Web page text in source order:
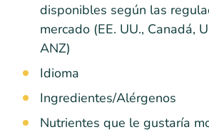
disponibles según las
mercado (EE. UU., Canadá,
ANZ)
Idioma
Ingredientes/Alérgenos
Nutrientes que le gustaría